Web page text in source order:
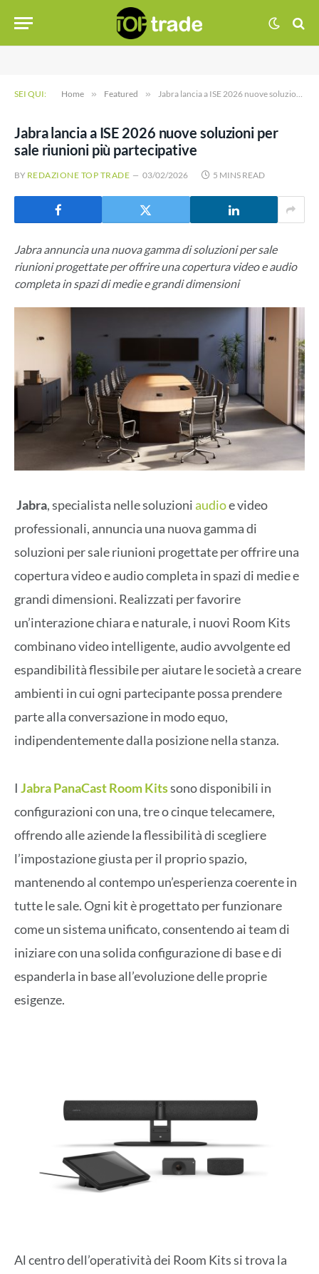
SEI QUI: Home » Featured » Jabra lancia a ISE 2026 nuove soluzioni per sale riunioni più partecipative
Jabra lancia a ISE 2026 nuove soluzioni per
sale riunioni più partecipative
BY REDAZIONE TOP TRADE 03/02/2026 5 MINS READ
Jabra annuncia una nuova gamma di soluzioni per sale
riunioni progettate per offrire una copertura video e audio
completa in spazi di medie e grandi dimensioni
Jabra, specialista nelle soluzioniaudioe video
professionali, annuncia una nuova gamma di
soluzioni per sale riunioni progettate per offrire una
copertura video e audio completa in spazi di medie e
grandi dimensioni. Realizzati per favorire
un’interazione chiara e naturale, i nuovi Room Kits
combinano video intelligente, audio avvolgente ed
espandibilità flessibile per aiutare le società a creare
ambienti in cui ogni partecipante possa prendere
parte alla conversazione in modo equo,
indipendentemente dalla posizione nella stanza.
I Jabra PanaCast Room Kitssono disponibili in
configurazioni con una, tre o cinque telecamere,
offrendo alle aziende la flessibilità di scegliere
l’impostazione giusta per il proprio spazio,
mantenendo al contempo un’esperienza coerente in
tutte le sale. Ogni kit è progettato per funzionare
come un sistema unificato, consentendo ai team di
iniziare con una solida configurazione di base e di
espanderla in base all’evoluzione delle proprie
esigenze.
Al centro dell’operatività dei Room Kits si trova la